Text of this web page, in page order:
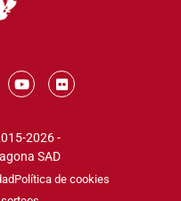
2026 -
SAD
Política de cookies